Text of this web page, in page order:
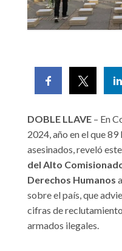
DOBLE LLAVE – En
2024, año en el que
asesinados, reveló
del Alto
Derechos Humanos
sobre el país, que
cifras de
armados ilegales.